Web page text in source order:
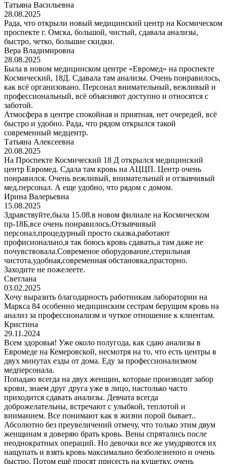
Татьяна Васильевна
28.08.2025
Рада, что открыли новый медицинский центр на Космическом
проспекте г. Омска, большой, чистый, сдавала анализы,
быстро, четко, большие скидки.
Вера Владимировна
28.08.2025
Была в новом медицинском центре «Евромед» на проспекте
Космический, 18Д. Сдавала там анализы. Очень понравилось,
как всё организовано. Персонал внимательный, вежливый и
профессиональный, всё объясняют доступно и относятся с
заботой.
Атмосфера в центре спокойная и приятная, нет очередей, всё
быстро и удобно. Рада, что рядом открылся такой
современный медцентр.
Татьяна Алексеевна
20.08.2025
На Проспекте Космический 18 Д открылся медицинский
центр Евромед. Сдала там кровь на АЦЦП. Центр очень
понравился. Очень вежливый, внимательный и отзывчивый
мед.персонал. А еще удобно, что рядом с домом.
Ирина Валерьевна
15.08.2025
Здравствуйте,была 15.08.в новом филиале на Космическом
пр-18Б,все очень понравилось.Отзывчивый
персонал,процедурный просто сказка,работают
профисионально,я так боюсь кровь сдавать,а там даже не
почувствовала.Современое оборудование,стерильная
чистота,удобная,современная обстановка,прасторно.
Заходите не пожелеете.
Светлана
03.02.2025
Хочу выразить благодарность работникам лаборатории на
Маркса 84 особенно медицинским сестрам берущим кровь на
анализ за профессионализм и чуткое отношение к клиентам.
Кристина
29.11.2024
Всем здоровья! Уже около полугода, как сдаю анализы в
Евромеде на Кемеровской, несмотря на то, что есть центры в
двух минутах езды от дома. Еду за профессионализмом
медперсонала.
Попадаю всегда на двух женщин, которые производят забор
крови, знаем друг друга уже в лицо, настолько часто
приходится сдавать анализы. Девчата всегда
доброжелательны, встречают с улыбкой, теплотой и
вниманием. Все понимают как в жизни порой бывает..
Абсолютно без преувеличений отмечу, что только этим двум
женщинам я доверяю брать кровь. Вены спрятались после
неоднократных операций. Но девочки все же умудряются их
нащупать и взять кровь максимально безболезненно и очень
быстро. Потом ещё просят присесть на кушетку, очень